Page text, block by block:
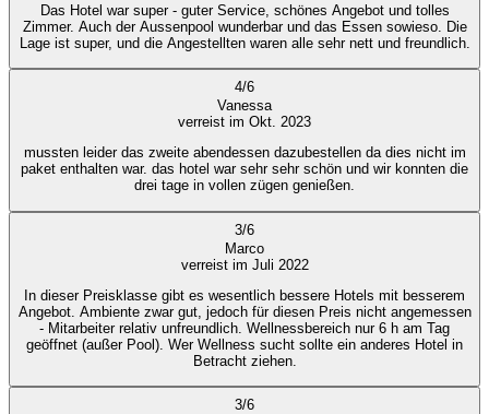
Das Hotel war super - guter Service, schönes Angebot und tolles
Zimmer. Auch der Aussenpool wunderbar und das Essen sowieso. Die
Lage ist super, und die Angestellten waren alle sehr nett und freundlich.
4/6
Vanessa
verreist im Okt. 2023
mussten leider das zweite abendessen dazubestellen da dies nicht im
paket enthalten war. das hotel war sehr sehr schön und wir konnten die
drei tage in vollen zügen genießen.
3/6
Marco
verreist im Juli 2022
In dieser Preisklasse gibt es wesentlich bessere Hotels mit besserem
Angebot. Ambiente zwar gut, jedoch für diesen Preis nicht angemessen
- Mitarbeiter relativ unfreundlich. Wellnessbereich nur 6 h am Tag
geöffnet (außer Pool). Wer Wellness sucht sollte ein anderes Hotel in
Betracht ziehen.
3/6